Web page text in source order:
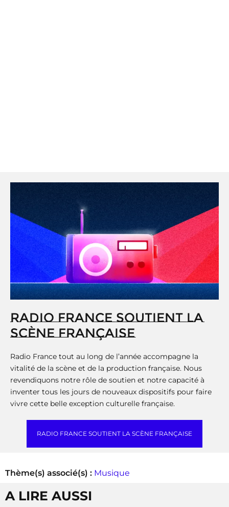
RADIO FRANCE SOUTIENT LA
SCÈNE FRANÇAISE
Radio France tout au long de l’année accompagne la
vitalité de la scène et de la production française. Nous
revendiquons notre rôle de soutien et notre capacité à
inventer tous les jours de nouveaux dispositifs pour faire
vivre cette belle exception culturelle française.
RADIO FRANCE SOUTIENT LA SCÈNE FRANÇAISE
Thème(s) associé(s) : Musique
A LIRE AUSSI